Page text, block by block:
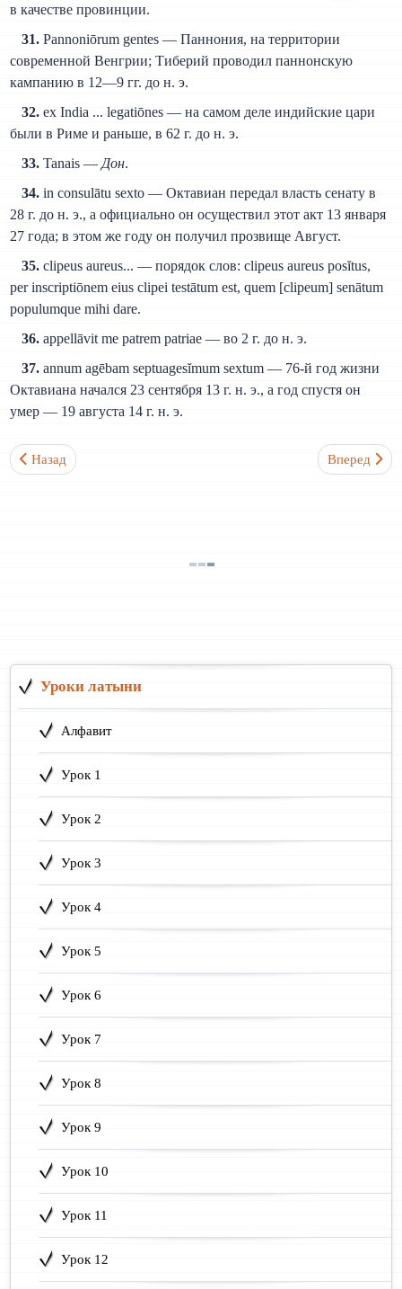
в качестве провинции.
31. Pannoniōrum gentes — Паннония, на территории
современной Венгрии; Тиберий проводил паннонскую
кампанию в 12—9 гг. до н. э.
32. ex India ... legatiōnes — на самом деле индийские цари
были в Риме и раньше, в 62 г. до н. э.
33. Tanais — Дон.
34. in consulātu sexto — Октавиан передал власть сенату в
28 г. до н. э., а официально он осуществил этот акт 13 января
27 года; в этом же году он получил прозвище Август.
35. clipeus aureus... — порядок слов: clipeus aureus posĭtus,
per inscriptiōnem eius clipei testātum est, quem [clipeum] senātum
populumque mihi dare.
36. appellāvit me patrem patriae — во 2 г. до н. э.
37. annum agēbam septuagesĭmum sextum — 76-й год жизни
Октавиана начался 23 сентября 13 г. н. э., а год спустя он
умер — 19 августа 14 г. н. э.
Предыдущий: Текст XXXVII. Смерть Цицерона (Livius)
Назад Следующий:
Вперед
Уроки латыни
Алфавит
Урок 1
Урок 2
Урок 3
Урок 4
Урок 5
Урок 6
Урок 7
Урок 8
Урок 9
Урок 10
Урок 11
Урок 12